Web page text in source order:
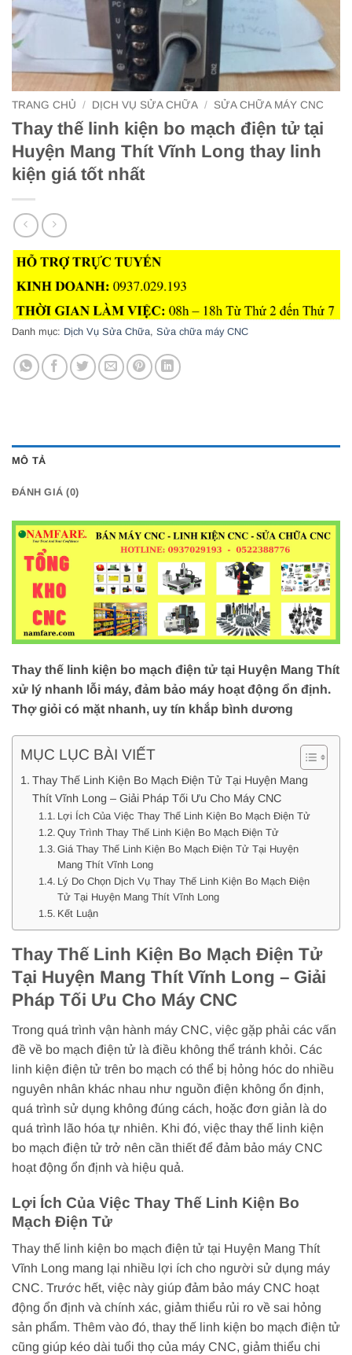
TRANG CHỦ / DỊCH VỤ SỬA CHỮA / SỬA CHỮA MÁY CNC
Thay thế linh kiện bo mạch điện tử tại
Huyện Mang Thít Vĩnh Long thay linh
kiện giá tốt nhất
Danh mục: Dịch Vụ Sửa Chữa, Sửa chữa máy CNC
MÔ TẢ
ĐÁNH GIÁ (0)
Thay thế linh kiện bo mạch điện tử tại Huyện Mang Thít
xử lý nhanh lỗi máy, đảm bảo máy hoạt động ổn định.
Thợ giỏi có mặt nhanh, uy tín khắp bình dương
MỤC LỤC BÀI VIẾT
Thay Thế Linh Kiện Bo Mạch Điện Tử Tại Huyện Mang
Thít Vĩnh Long – Giải Pháp Tối Ưu Cho Máy CNC
Lợi Ích Của Việc Thay Thế Linh Kiện Bo Mạch Điện Tử
Quy Trình Thay Thế Linh Kiện Bo Mạch Điện Tử
Giá Thay Thế Linh Kiện Bo Mạch Điện Tử Tại Huyện
Mang Thít Vĩnh Long
Lý Do Chọn Dịch Vụ Thay Thế Linh Kiện Bo Mạch Điện
Tử Tại Huyện Mang Thít Vĩnh Long
Kết Luận
Thay Thế Linh Kiện Bo Mạch Điện Tử
Tại Huyện Mang Thít Vĩnh Long – Giải
Pháp Tối Ưu Cho Máy CNC
Trong quá trình vận hành máy CNC, việc gặp phải các vấn
đề về bo mạch điện tử là điều không thể tránh khỏi. Các
linh kiện điện tử trên bo mạch có thể bị hỏng hóc do nhiều
nguyên nhân khác nhau như nguồn điện không ổn định,
quá trình sử dụng không đúng cách, hoặc đơn giản là do
quá trình lão hóa tự nhiên. Khi đó, việc thay thế linh kiện
bo mạch điện tử trở nên cần thiết để đảm bảo máy CNC
hoạt động ổn định và hiệu quả.
Lợi Ích Của Việc Thay Thế Linh Kiện Bo
Mạch Điện Tử
Thay thế linh kiện bo mạch điện tử tại Huyện Mang Thít
Vĩnh Long mang lại nhiều lợi ích cho người sử dụng máy
CNC. Trước hết, việc này giúp đảm bảo máy CNC hoạt
động ổn định và chính xác, giảm thiểu rủi ro về sai hỏng
sản phẩm. Thêm vào đó, thay thế linh kiện bo mạch điện tử
cũng giúp kéo dài tuổi thọ của máy CNC, giảm thiểu chi